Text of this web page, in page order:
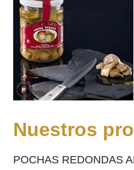
Nuestros
POCHAS REDONDAS